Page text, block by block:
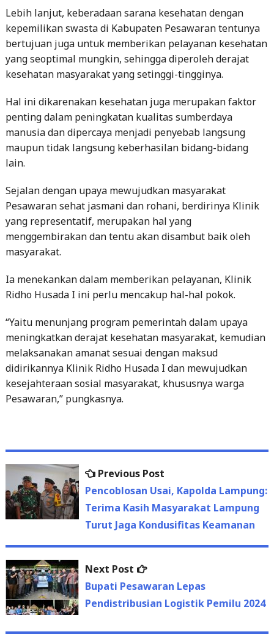
Lebih lanjut, keberadaan sarana kesehatan dengan
kepemilikan swasta di Kabupaten Pesawaran tentunya
bertujuan juga untuk memberikan pelayanan kesehatan
yang seoptimal mungkin, sehingga diperoleh derajat
kesehatan masyarakat yang setinggi-tingginya.
Hal ini dikarenakan kesehatan juga merupakan faktor
penting dalam peningkatan kualitas sumberdaya
manusia dan dipercaya menjadi penyebab langsung
maupun tidak langsung keberhasilan bidang-bidang
lain.
Sejalan dengan upaya mewujudkan masyarakat
Pesawaran sehat jasmani dan rohani, berdirinya Klinik
yang representatif, merupakan hal yang
menggembirakan dan tentu akan disambut baik oleh
masyarakat.
Ia menekankan dalam memberikan pelayanan, Klinik
Ridho Husada I ini perlu mencakup hal-hal pokok.
“Yaitu menunjang program pemerintah dalam upaya
meningkatkan derajat kesehatan masyarakat, kemudian
melaksanakan amanat sesuai dengan maksud
didirikannya Klinik Ridho Husada I dan mewujudkan
kesejahteraan sosial masyarakat, khususnya warga
Pesawaran,” pungkasnya.
Post
navigation
Previous Post
post:
Pencoblosan Usai, Kapolda Lampung:
Terima Kasih Masyarakat Lampung
Turut Jaga Kondusifitas Keamanan
Next Post
Next
post:
Bupati Pesawaran Lepas
Pendistribusian Logistik Pemilu 2024